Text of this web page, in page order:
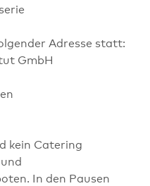
Adresse statt:
GmbH
kein Catering
In den Pausen